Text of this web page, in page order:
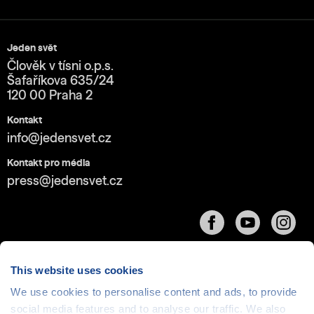
This website uses cookies
We use cookies to personalise content and ads, to provide
social media features and to analyse our traffic. We also
Jeden svět
Člověk v tísni o.p.s.
Šafaříkova 635/24
120 00 Praha 2
Kontakt
info@jedensvet.cz
Kontakt pro média
press@jedensvet.cz
Cookies| © 1999-2026 Člověk v tísni o.p.s., web běží